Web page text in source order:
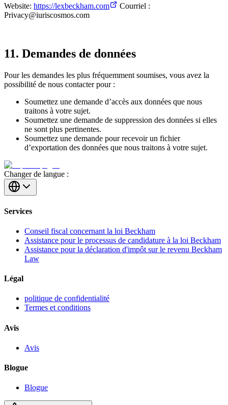
Website: https://lexbeckham.com
Courriel :
Privacy@iuriscosmos.com
11. Demandes de données
Pour les demandes les plus fréquemment soumises, vous avez la
possibilité de nous contacter pour :
Soumettez une demande d’accès aux données que nous
traitons à votre sujet.
Soumettez une demande de suppression des données si elles
ne sont plus pertinentes.
Soumettez une demande pour recevoir un fichier
d’exportation des données que nous traitons à votre sujet.
Changer de langue :
Services
Conseil fiscal concernant la loi Beckham
Assistance pour le processus de candidature à la loi Beckham
Assistance pour la déclaration d'impôt sur le revenu Beckham
Law
Légal
politique de confidentialité
Termes et conditions
Avis
Avis
Blogue
Blogue